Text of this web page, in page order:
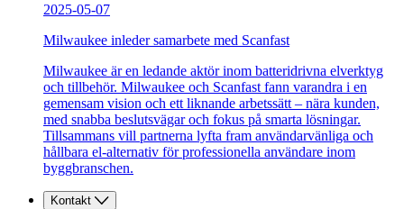
2025-05-07
Milwaukee inleder samarbete med Scanfast
Milwaukee är en ledande aktör inom batteridrivna elverktyg
och tillbehör. Milwaukee och Scanfast fann varandra i en
gemensam vision och ett liknande arbetssätt – nära kunden,
med snabba beslutsvägar och fokus på smarta lösningar.
Tillsammans vill partnerna lyfta fram användarvänliga och
hållbara el-alternativ för professionella användare inom
byggbranschen.
Kontakt